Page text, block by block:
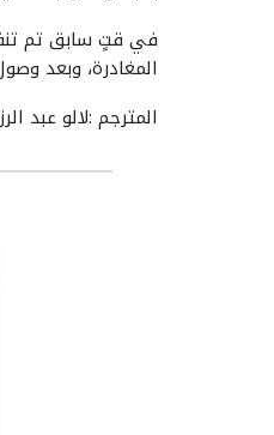
المغادرة، وبعد
المترجم :لالو عبد